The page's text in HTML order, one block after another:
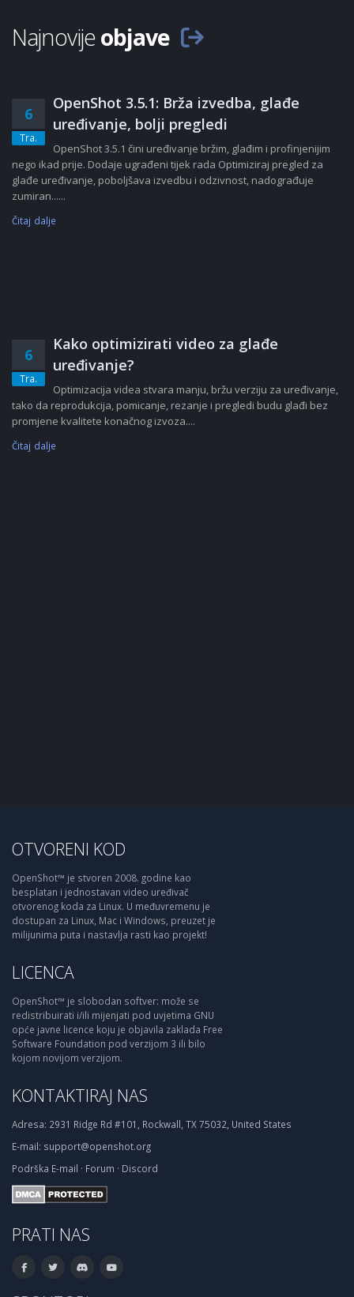
Najnovijeobjave
6
Tra.
OpenShot 3.5.1: Brža izvedba, glađe
uređivanje, bolji pregledi
OpenShot 3.5.1 čini uređivanje bržim, glađim i profinjenijim
nego ikad prije. Dodaje ugrađeni tijek rada Optimiziraj pregled za
glađe uređivanje, poboljšava izvedbu i odzivnost, nadograđuje
zumiran......
Čitaj dalje
6
Tra.
Kako optimizirati video za glađe
uređivanje?
Optimizacija videa stvara manju, bržu verziju za uređivanje,
tako da reprodukcija, pomicanje, rezanje i pregledi budu glađi bez
promjene kvalitete konačnog izvoza....
Čitaj dalje
OTVORENI KOD
OpenShot™ je stvoren 2008. godine kao
besplatan i jednostavan video uređivač
otvorenog koda za Linux. U međuvremenu je
dostupan za Linux, Mac i Windows, preuzet je
milijunima puta i nastavlja rasti kao projekt!
LICENCA
OpenShot™ je slobodan softver: može se
redistribuirati i/ili mijenjati pod uvjetima GNU
opće javne licence koju je objavila zaklada Free
Software Foundation pod verzijom 3 ili bilo
kojom novijom verzijom.
KONTAKTIRAJ NAS
Adresa: 2931 Ridge Rd #101, Rockwall, TX 75032, United States
E-mail: support@openshot.org
Podrška E-mail · Forum · Discord
PRATI NAS